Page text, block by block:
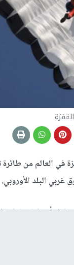
في العالم من طائرة
أيضا في قيادة